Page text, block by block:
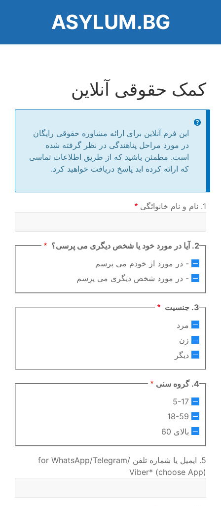
ASYLUM.BG
کمک حقوقی آنلاین
Information
message
این فرم آنلاین برای ارائه مشاوره حقوقی رایگان
در مورد مراحل پناهندگی در نظر گرفته شده
است. مطمئن باشید که از طریق اطلاعات تماسی
که ارائه کرده اید پاسخ دریافت خواهید کرد.
1. نام و نام خانوائگی
2. آیا در مورد خود یا شخص دیگری می پرسی؟
- در مورد از خودم می پرسم
- در مورد شخص دیگری می پرسم
3. جنسیت
مرد
زن
دیگر
4. گروه سنی
5-17
18-59
بالای 60
5. ایمیل یا شماره تلفن for WhatsApp/Telegram/
Viber* (choose App)